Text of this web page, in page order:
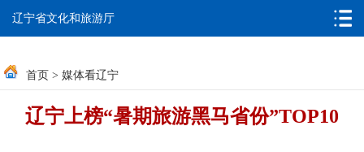
无障碍浏览 邮箱系统
辽宁省文化和旅游厅
首页 > 媒体看辽宁
辽宁上榜“暑期旅游黑马省份”TOP10